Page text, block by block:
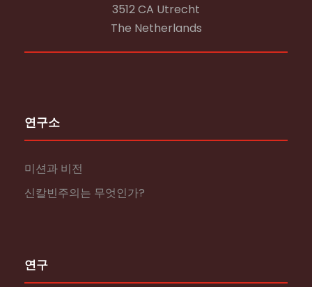
3512 CA Utrecht
The Netherlands
연구소
미션과 비전
신칼빈주의는 무엇인가?
연구